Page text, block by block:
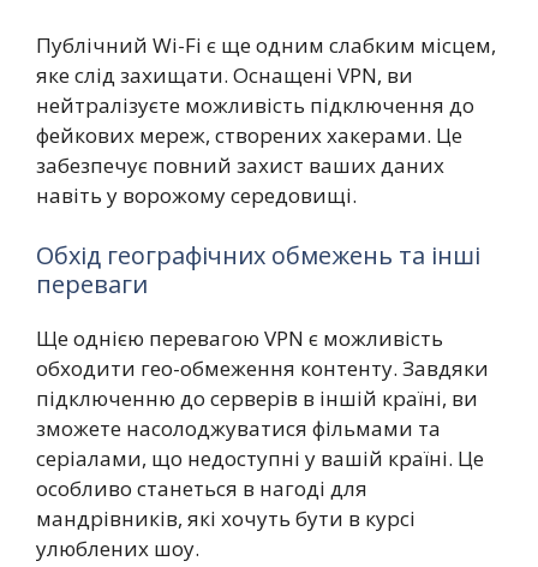
Публічний Wi-Fi є ще одним слабким місцем,
яке слід захищати. Оснащені VPN, ви
нейтралізуєте можливість підключення до
фейкових мереж, створених хакерами. Це
забезпечує повний захист ваших даних
навіть у ворожому середовищі.
Обхід географічних обмежень та інші
переваги
Ще однією перевагою VPN є можливість
обходити гео-обмеження контенту. Завдяки
підключенню до серверів в іншій країні, ви
зможете насолоджуватися фільмами та
серіалами, що недоступні у вашій країні. Це
особливо станеться в нагоді для
мандрівників, які хочуть бути в курсі
улюблених шоу.